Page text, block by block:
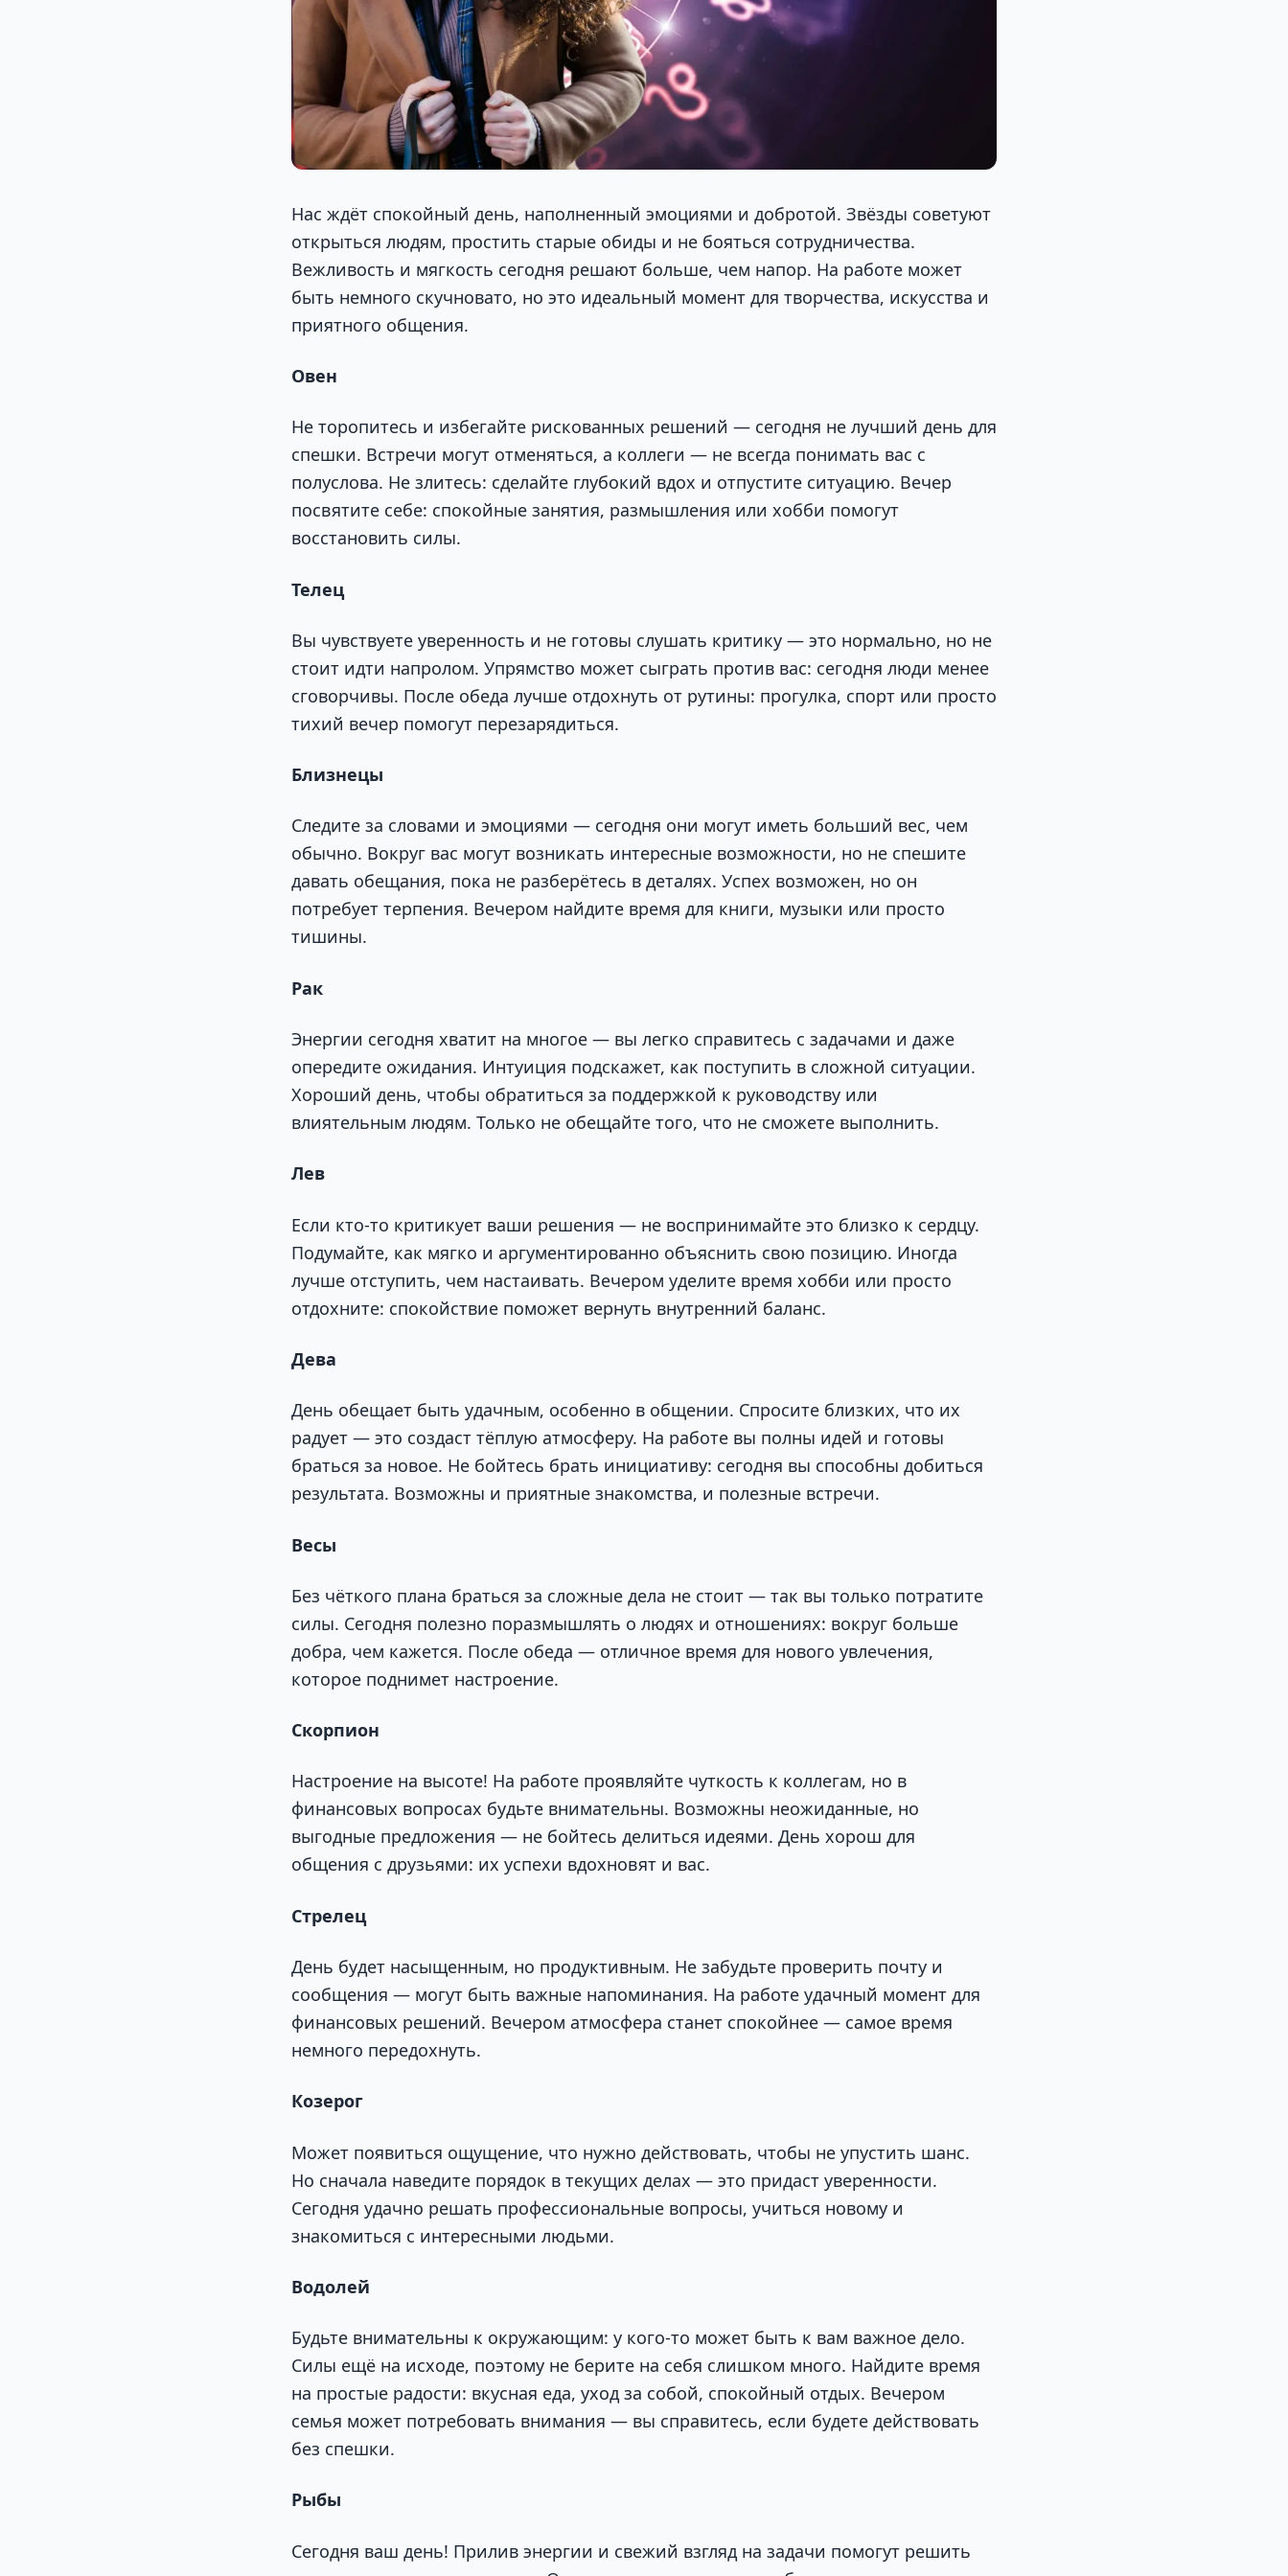
Нас ждёт спокойный день, наполненный эмоциями и добротой. Звёзды советуют
открыться людям, простить старые обиды и не бояться сотрудничества.
Вежливость и мягкость сегодня решают больше, чем напор. На работе может
быть немного скучновато, но это идеальный момент для творчества, искусства и
приятного общения.
Овен
Не торопитесь и избегайте рискованных решений — сегодня не лучший день для
спешки. Встречи могут отменяться, а коллеги — не всегда понимать вас с
полуслова. Не злитесь: сделайте глубокий вдох и отпустите ситуацию. Вечер
посвятите себе: спокойные занятия, размышления или хобби помогут
восстановить силы.
Телец
Вы чувствуете уверенность и не готовы слушать критику — это нормально, но не
стоит идти напролом. Упрямство может сыграть против вас: сегодня люди менее
сговорчивы. После обеда лучше отдохнуть от рутины: прогулка, спорт или просто
тихий вечер помогут перезарядиться.
Близнецы
Следите за словами и эмоциями — сегодня они могут иметь больший вес, чем
обычно. Вокруг вас могут возникать интересные возможности, но не спешите
давать обещания, пока не разберётесь в деталях. Успех возможен, но он
потребует терпения. Вечером найдите время для книги, музыки или просто
тишины.
Рак
Энергии сегодня хватит на многое — вы легко справитесь с задачами и даже
опередите ожидания. Интуиция подскажет, как поступить в сложной ситуации.
Хороший день, чтобы обратиться за поддержкой к руководству или
влиятельным людям. Только не обещайте того, что не сможете выполнить.
Лев
Если кто-то критикует ваши решения — не воспринимайте это близко к сердцу.
Подумайте, как мягко и аргументированно объяснить свою позицию. Иногда
лучше отступить, чем настаивать. Вечером уделите время хобби или просто
отдохните: спокойствие поможет вернуть внутренний баланс.
Дева
День обещает быть удачным, особенно в общении. Спросите близких, что их
радует — это создаст тёплую атмосферу. На работе вы полны идей и готовы
браться за новое. Не бойтесь брать инициативу: сегодня вы способны добиться
результата. Возможны и приятные знакомства, и полезные встречи.
Весы
Без чёткого плана браться за сложные дела не стоит — так вы только потратите
силы. Сегодня полезно поразмышлять о людях и отношениях: вокруг больше
добра, чем кажется. После обеда — отличное время для нового увлечения,
которое поднимет настроение.
Скорпион
Настроение на высоте! На работе проявляйте чуткость к коллегам, но в
финансовых вопросах будьте внимательны. Возможны неожиданные, но
выгодные предложения — не бойтесь делиться идеями. День хорош для
общения с друзьями: их успехи вдохновят и вас.
Стрелец
День будет насыщенным, но продуктивным. Не забудьте проверить почту и
сообщения — могут быть важные напоминания. На работе удачный момент для
финансовых решений. Вечером атмосфера станет спокойнее — самое время
немного передохнуть.
Козерог
Может появиться ощущение, что нужно действовать, чтобы не упустить шанс.
Но сначала наведите порядок в текущих делах — это придаст уверенности.
Сегодня удачно решать профессиональные вопросы, учиться новому и
знакомиться с интересными людьми.
Водолей
Будьте внимательны к окружающим: у кого-то может быть к вам важное дело.
Силы ещё на исходе, поэтому не берите на себя слишком много. Найдите время
на простые радости: вкусная еда, уход за собой, спокойный отдых. Вечером
семья может потребовать внимания — вы справитесь, если будете действовать
без спешки.
Рыбы
Сегодня ваш день! Прилив энергии и свежий взгляд на задачи помогут решить